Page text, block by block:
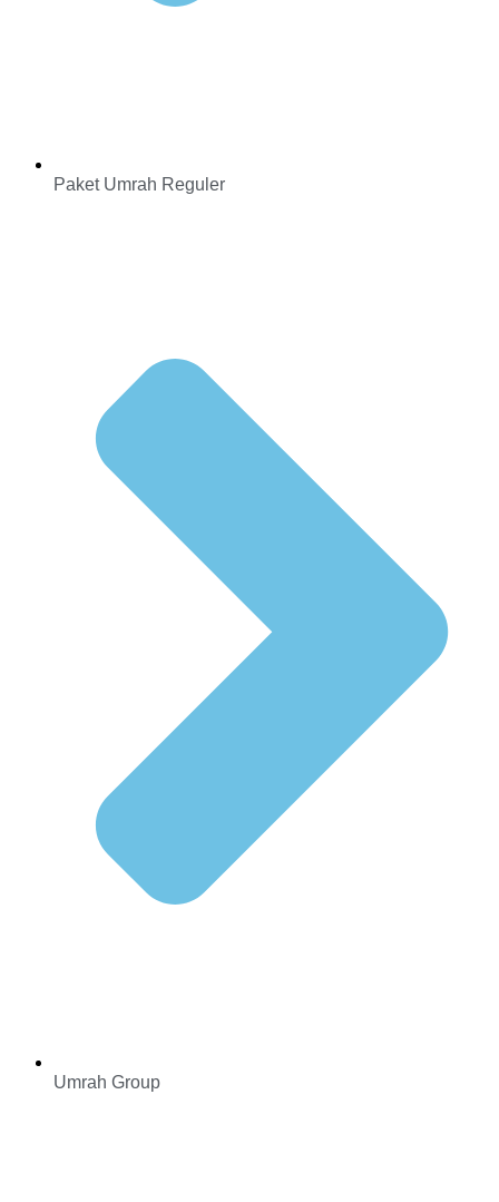
Paket Umrah Reguler
Umrah Group